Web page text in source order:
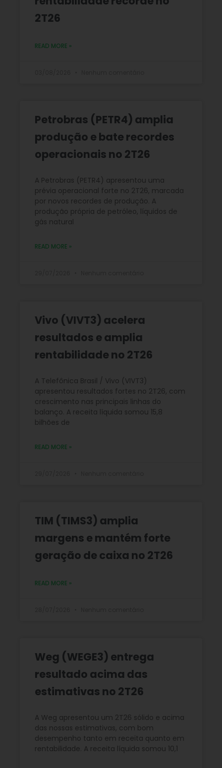
2T26
READ MORE »
Petrobras (PETR4) amplia
produção e bate recordes
operacionais no 2T26
A Petrobras (PETR4) apresentou uma
prévia operacional forte no 2T26, marcada
por novos recordes de produção. A
produção própria de petróleo, líquidos de
gás natural
READ MORE »
Vivo (VIVT3) acelera
resultados e amplia
rentabilidade no 2T26
A Telefônica Brasil / Vivo (VIVT3)
apresentou resultados fortes no 2T26, com
crescimento nas principais linhas do
balanço. A receita líquida somou 15,8
bilhões de
READ MORE »
TIM (TIMS3) amplia
margens e mantém forte
geração de caixa no 2T26
READ MORE »
Weg (WEGE3) entrega
resultado acima das
estimativas no 2T26
A Weg apresentou um 2T26 sólido e acima
das nossas estimativas, com bom
desempenho tanto em receita quanto em
rentabilidade. A receita líquida somou 10,1